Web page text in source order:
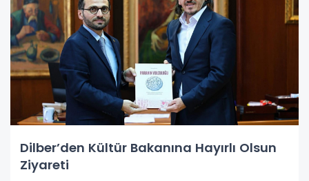
Dilber’den Kültür Bakanına Hayırlı Olsun
Ziyareti